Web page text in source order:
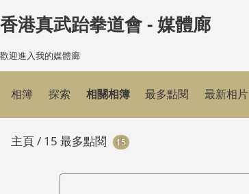
香港真武跆拳道會 - 媒體廊
歡迎進入我的媒體廊
相簿 探索 相關相簿 最多點閱 最新相片
主頁/ 15 最多點閱 15